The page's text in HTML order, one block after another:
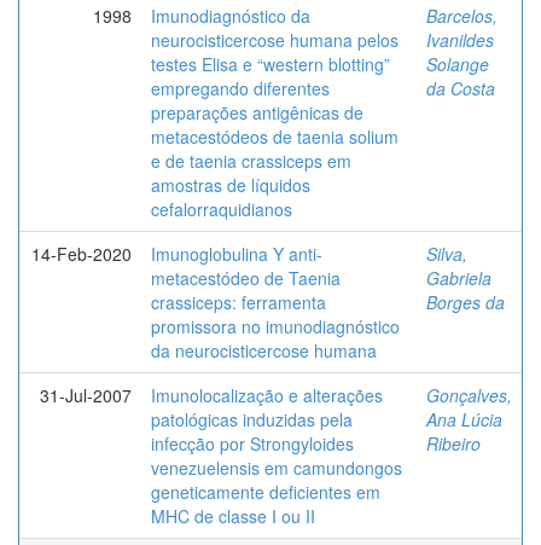
1998
Imunodiagnóstico da
neurocisticercose humana pelos
testes Elisa e “western blotting”
empregando diferentes
preparações antigênicas de
metacestódeos de taenia solium
e de taenia crassiceps em
amostras de líquidos
cefalorraquidianos
Barcelos,
Ivanildes
Solange
da Costa
14-Feb-2020
Imunoglobulina Y anti-
metacestódeo de Taenia
crassiceps: ferramenta
promissora no imunodiagnóstico
da neurocisticercose humana
Silva,
Gabriela
Borges da
31-Jul-2007
Imunolocalização e alterações
patológicas induzidas pela
infecção por Strongyloides
venezuelensis em camundongos
geneticamente deficientes em
MHC de classe I ou II
Gonçalves,
Ana Lúcia
Ribeiro